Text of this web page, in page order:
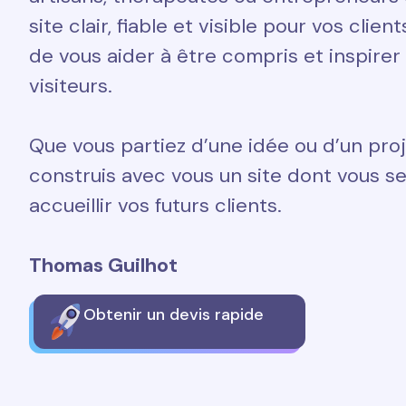
site clair, fiable et visible pour vos
de vous aider à être compris et
visiteurs.
Que vous partiez d’une idée ou d’un
construis avec vous un site dont vous
accueillir vos futurs clients.
Thomas Guilhot
Obtenir un devis rapide